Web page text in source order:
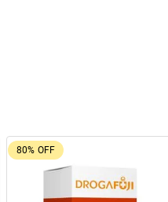
OFF